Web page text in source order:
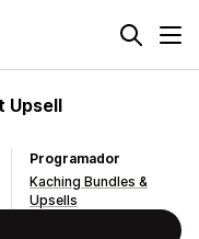
Upsell
Programador
Kaching Bundles &
Upsells